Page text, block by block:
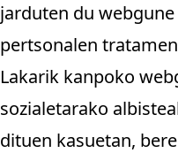
jarduten du
pertsonalen
Lakarik kanpoko
sozialetarako
dituen kasuetan,